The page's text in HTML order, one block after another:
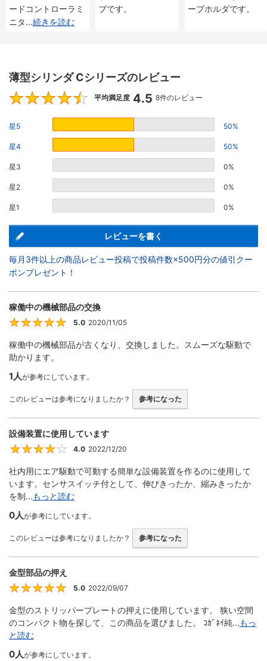
ードコントローラミ
ニタ...続きを読む
ブです。
ーブホルダです。
薄型シリンダ Cシリーズのレビュー
4.5
平均満足度 4.5 8件のレビュー
星5 50%
星4 50%
星3 0%
星2 0%
星1 0%
レビューを書く
毎月3件以上の商品レビュー投稿で投稿件数×500円分の値引クー
ポンプレゼント！
稼働中の機械部品の交換
5
5.0 2020/11/05
稼働中の機械部品が古くなり、交換しました。スムーズな駆動で
助かります。
1人が参考にしています。
このレビューは参考になりましたか？ 参考になった
設備装置に使用しています
4
4.0 2022/12/20
社内用にエア駆動で可動する簡単な設備装置を作るのに使用して
います。センサスイッチ付として、伸びきったか、縮みきったか
を制...もっと読む
0人が参考にしています。
このレビューは参考になりましたか？ 参考になった
金型部品の押え
5
5.0 2022/09/07
金型のストリッパープレートの押えに使用しています。 狭い空間
のコンパクト物を探して、この商品を選びました。 ｺｶﾞﾈｲ純...もっ
と読む
0人が参考にしています。